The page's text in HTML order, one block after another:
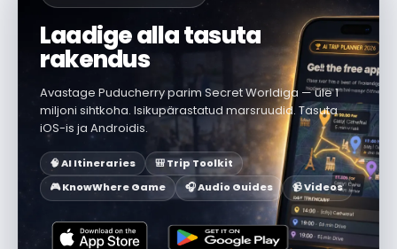
Laadige alla tasuta
rakendus
Avastage Puducherry parim Secret Worldiga — üle 1
miljoni sihtkoha. Isikupärastatud marsruudid. Tasuta
iOS-is ja Androidis.
🧠 AI Itineraries
🎒 Trip Toolkit
🎮 KnowWhere Game
🎧 Audio Guides 📹 Videos